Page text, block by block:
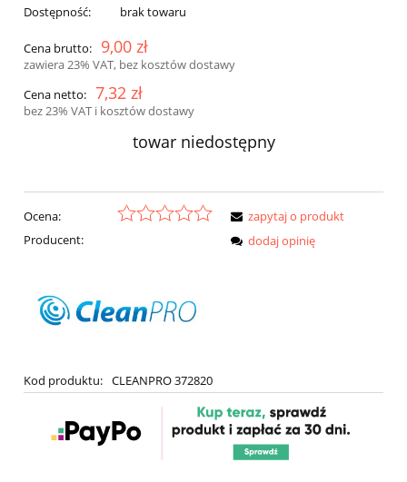
Dostępność: brak towaru
Cena brutto: 9,00 zł
zawiera 23% VAT, bez kosztów dostawy
Cena netto: 7,32 zł
bez 23% VAT i kosztów dostawy
towar niedostępny
Ocena:
Producent:
Kod produktu: CLEANPRO 372820
zapytaj o produkt
dodaj opinię